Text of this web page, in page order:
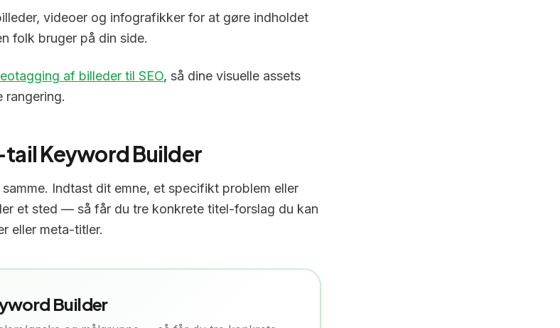
videoer og infografikker for at gøre indholdet
folk bruger på din side.
af billeder til SEO, så dine visuelle assets
rangering.
Keyword Builder
Indtast dit emne, et specifikt problem eller
et sted — så får du tre konkrete titel-forslag du kan
eller meta-titler.
Builder